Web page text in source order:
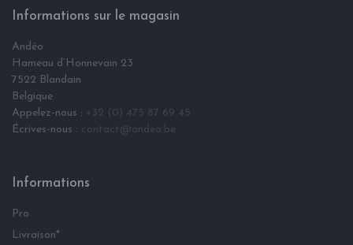
Informations sur le magasin
Andéo
Hameau d‘Honnevain 23
7522 Blandain
Belgique
Appelez-nous : +32 (0) 475 87 69 45
Écrives-nous : contact@andeo.be
Informations
Pro
Livraison*